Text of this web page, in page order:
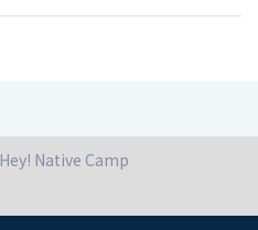
Hey! Native Camp